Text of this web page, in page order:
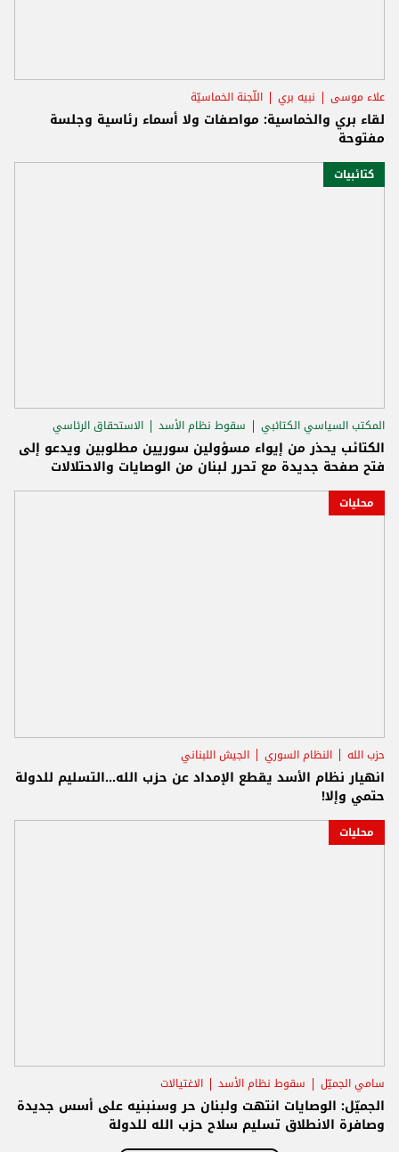
علاء موسى نبيه بري اللّجنة الخماسيّة
لقاء بري والخماسية: مواصفات ولا أسماء رئاسية وجلسة
مفتوحة
كتائبيات
المكتب السياسي الكتائبي سقوط نظام الأسد الاستحقاق الرئاسي
الكتائب يحذر من إيواء مسؤولين سوريين مطلوبين ويدعو إلى
فتح صفحة جديدة مع تحرر لبنان من الوصايات والاحتلالات
محليات
حزب الله النظام السوري الجيش اللبناني
انهيار نظام الأسد يقطع الإمداد عن حزب الله...التسليم للدولة
حتمي وإلا!
محليات
سامي الجميّل سقوط نظام الأسد الاغتيالات
الجميّل: الوصايات انتهت ولبنان حر وسنبنيه على أسس جديدة
وصافرة الانطلاق تسليم سلاح حزب الله للدولة